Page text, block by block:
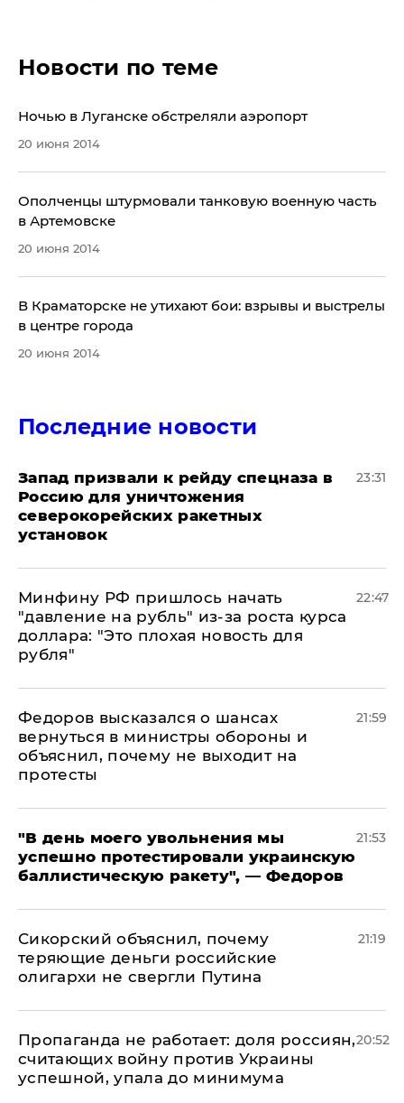
Новости по теме
​Ночью в Луганске обстреляли аэропорт
20 июня 2014
​Ополченцы штурмовали танковую военную часть
в Артемовске
20 июня 2014
В Краматорске не утихают бои: взрывы и выстрелы
в центре города
20 июня 2014
Последние новости
Запад призвали к рейду спецназа в
Россию для уничтожения
северокорейских ракетных
установок
23:31
Минфину РФ пришлось начать
"давление на рубль" из-за роста курса
доллара: "Это плохая новость для
рубля"
22:47
Федоров высказался о шансах
вернуться в министры обороны и
объяснил, почему не выходит на
протесты
21:59
​"В день моего увольнения мы
успешно протестировали украинскую
баллистическую ракету", — Федоров
21:53
Сикорский объяснил, почему
теряющие деньги российские
олигархи не свергли Путина
21:19
​Пропаганда не работает: доля россиян,
считающих войну против Украины
успешной, упала до минимума
20:52